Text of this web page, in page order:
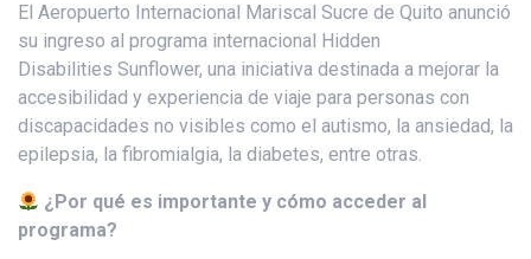
El Aeropuerto Internacional Mariscal Sucre de Quito anunció
su ingreso al programa internacional Hidden
Disabilities Sunflower, una iniciativa destinada a mejorar la
accesibilidad y experiencia de viaje para personas con
discapacidades no visibles como el autismo, la ansiedad, la
epilepsia, la fibromialgia, la diabetes, entre otras.
¿Por qué es importante y cómo acceder al
programa?